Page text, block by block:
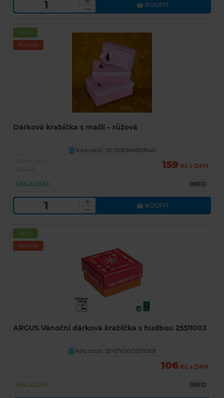
KOUPIT
Akční
Novinka
Dárková krabička s mašlí – růžová
U Kód zboží: 55-053/904993540
159 Kč s DPH
SKLADEM INFO
KOUPIT
Akční
Novinka
ARGUS Vánoční dárková krabička s hudbou 25511003
U Kód zboží: 55-071/00/25511003
106 Kč s DPH
SKLADEM INFO